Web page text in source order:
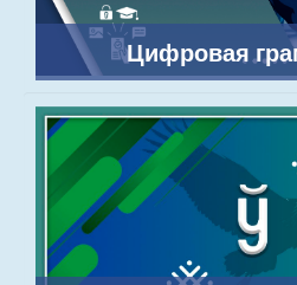
Цифровая